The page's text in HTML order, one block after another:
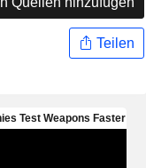
Teilen